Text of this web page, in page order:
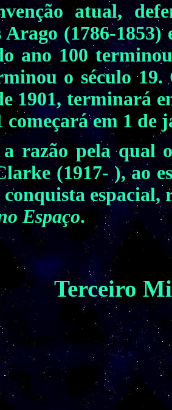
atual,
Arago (1786-
ano 100
o século
1901, terminará
começará em 1 de
razão pela qual
(1917- ), ao
conquista
Espaço.
Terceiro